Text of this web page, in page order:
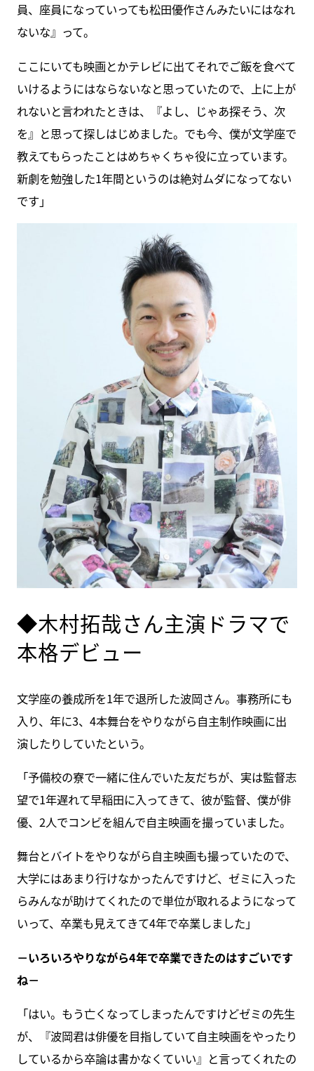
員、座員になっていっても松田優作さんみたいにはなれ
ないな』って。
ここにいても映画とかテレビに出てそれでご飯を食べて
いけるようにはならないなと思っていたので、上に上が
れないと言われたときは、『よし、じゃあ探そう、次
を』と思って探しはじめました。でも今、僕が文学座で
教えてもらったことはめちゃくちゃ役に立っています。
新劇を勉強した1年間というのは絶対ムダになってない
です」
◆木村拓哉さん主演ドラマで
本格デビュー
文学座の養成所を1年で退所した波岡さん。事務所にも
入り、年に3、4本舞台をやりながら自主制作映画に出
演したりしていたという。
「予備校の寮で一緒に住んでいた友だちが、実は監督志
望で1年遅れて早稲田に入ってきて、彼が監督、僕が俳
優、2人でコンビを組んで自主映画を撮っていました。
舞台とバイトをやりながら自主映画も撮っていたので、
大学にはあまり行けなかったんですけど、ゼミに入った
らみんなが助けてくれたので単位が取れるようになって
いって、卒業も見えてきて4年で卒業しました」
－いろいろやりながら4年で卒業できたのはすごいです
ね－
「はい。もう亡くなってしまったんですけどゼミの先生
が、『波岡君は俳優を目指していて自主映画をやったり
しているから卒論は書かなくていい』と言ってくれたの